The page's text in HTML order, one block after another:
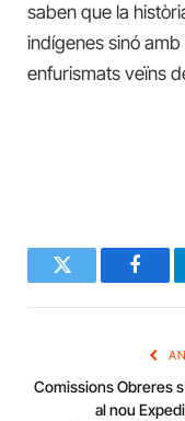
saben que la
indígenes sinó
enfurismats veïns
Twitter
Comissions Obreres
al nou